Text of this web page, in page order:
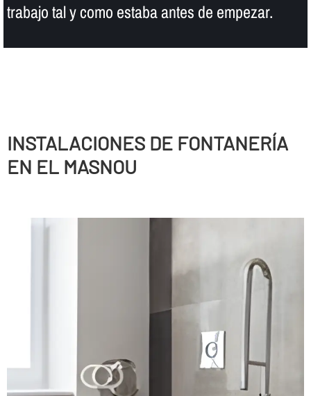
trabajo tal y como estaba antes de empezar.
INSTALACIONES DE FONTANERÍ­A
EN EL MASNOU